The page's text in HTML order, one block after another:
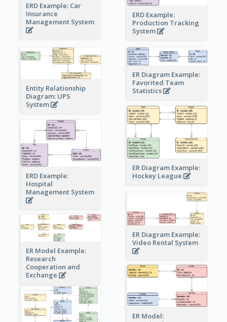
ERD Example:
Production Tracking
System
ERD Example: Car
Insurance
Management System
Entity Relationship
Diagram: UPS
System
ER Diagram Example:
Favorited Team
Statistics
ER Diagram Example:
Hockey League
ERD Example:
Hospital
Management System
ER Diagram Example:
Video Rental System
ER Model Example:
Research
Cooperation and
Exchange
ER Model: